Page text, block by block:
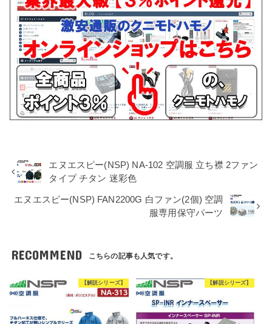
エヌエスピー(NSP) NA-102 空調服 立ち襟 2ファン
タイプ チタン 迷彩色
エヌエスピー(NSP) FAN2200G 白ファン(2個) 空調
服専用保守パーツ
RECOMMEND こちらの記事も人気です。
【解説シリーズ】 【解説シリーズ】